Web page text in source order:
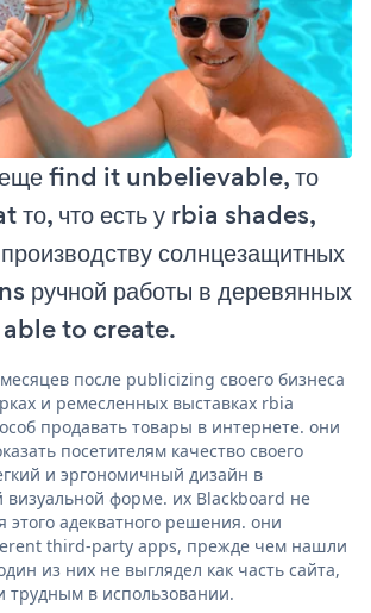
еще find it unbelievable, то
то, что есть у rbia shades,
солнцезащитных
ручной работы в деревянных
able to create.
после publicizing своего бизнеса
и ремесленных выставках rbia
продавать товары в интернете. они
посетителям качество своего
и эргономичный дизайн в
визуальной форме. их Blackboard не
этого адекватного решения. они
third-party apps, прежде чем нашли
из них не выглядел как часть сайта,
в использовании.